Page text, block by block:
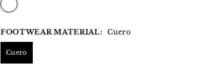
FOOTWEAR MATERIAL: Cuero
Cuero